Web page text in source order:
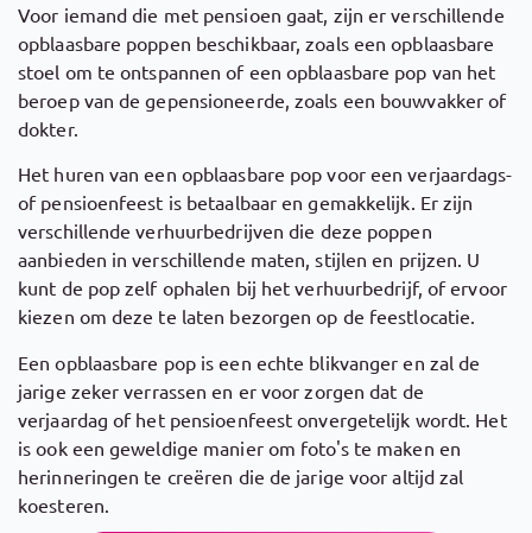
Voor iemand die met pensioen gaat, zijn er verschillende
opblaasbare poppen beschikbaar, zoals een opblaasbare
stoel om te ontspannen of een opblaasbare pop van het
beroep van de gepensioneerde, zoals een bouwvakker of
dokter.
Het huren van een opblaasbare pop voor een verjaardags-
of pensioenfeest is betaalbaar en gemakkelijk. Er zijn
verschillende verhuurbedrijven die deze poppen
aanbieden in verschillende maten, stijlen en prijzen. U
kunt de pop zelf ophalen bij het verhuurbedrijf, of ervoor
kiezen om deze te laten bezorgen op de feestlocatie.
Een opblaasbare pop is een echte blikvanger en zal de
jarige zeker verrassen en er voor zorgen dat de
verjaardag of het pensioenfeest onvergetelijk wordt. Het
is ook een geweldige manier om foto's te maken en
herinneringen te creëren die de jarige voor altijd zal
koesteren.